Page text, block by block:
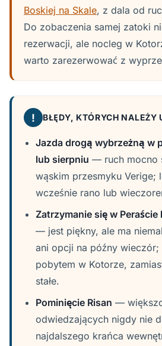
Boskiej na Skale, z dala od
Do zobaczenia samej zatoki
rezerwacji, ale nocleg w
warto zarezerwować z
! BŁĘDY, KTÓRYCH NALEŻY
Jazda drogą wybrzeżną w
lub sierpniu — ruch mocno
wąskim przesmyku Verige;
wcześnie rano lub
Zatrzymanie się w
— jest piękny, ale ma
ani opcji na późny wieczór;
pobytem w Kotorze,
stałe.
Pominięcie Risan —
odwiedzających nigdy nie
najdalszego krańca